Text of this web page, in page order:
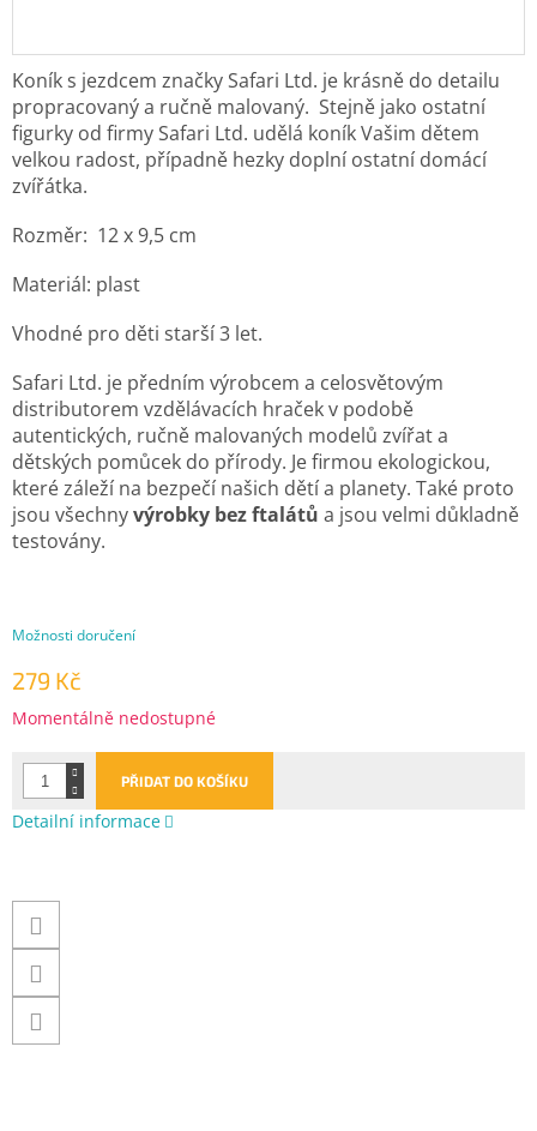
279 Kč
Měrná
Momentálně nedostupné
Možnosti doručení
PŘIDAT DO KOŠÍKU
Koník s jezdcem značky Safari Ltd. je krásně do detailu
propracovaný a ručně malovaný. Stejně jako ostatní
figurky od firmy Safari Ltd. udělá koník Vašim dětem
velkou radost, případně hezky doplní ostatní domácí
zvířátka.
Rozměr: 12 x 9,5 cm
Materiál: plast
Vhodné pro děti starší 3 let.
Safari Ltd. je předním výrobcem a celosvětovým
distributorem vzdělávacích hraček v podobě
autentických, ručně malovaných modelů zvířat a
dětských pomůcek do přírody. Jefirmou ekologickou,
které záleží na bezpečí našich dětí a planety. Také proto
jsou všechnyvýrobky bez ftalátů a jsou velmi důkladně
testovány.
Detailní informace